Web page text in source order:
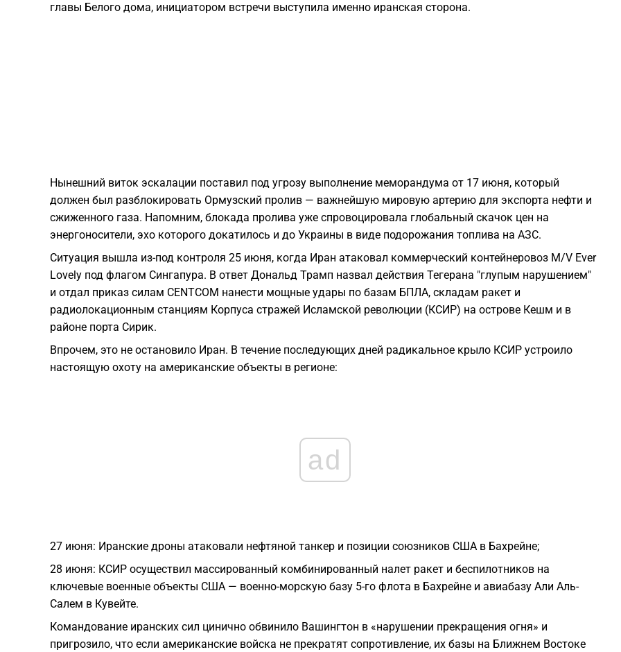
главы Белого дома, инициатором встречи выступила именно иранская сторона.
Нынешний виток эскалации поставил под угрозу выполнение меморандума от 17 июня, который
должен был разблокировать Ормузский пролив — важнейшую мировую артерию для экспорта нефти и
сжиженного газа. Напомним, блокада пролива уже спровоцировала глобальный скачок цен на
энергоносители, эхо которого докатилось и до Украины в виде подорожания топлива на АЗС.
Ситуация вышла из-под контроля 25 июня, когда Иран атаковал коммерческий контейнеровоз M/V Ever
Lovely под флагом Сингапура. В ответ Дональд Трамп назвал действия Тегерана "глупым нарушением"
и отдал приказ силам CENTCOM нанести мощные удары по базам БПЛА, складам ракет и
радиолокационным станциям Корпуса стражей Исламской революции (КСИР) на острове Кешм и в
районе порта Сирик.
Впрочем, это не остановило Иран. В течение последующих дней радикальное крыло КСИР устроило
настоящую охоту на американские объекты в регионе:
ad
27 июня: Иранские дроны атаковали нефтяной танкер и позиции союзников США в Бахрейне;
28 июня: КСИР осуществил массированный комбинированный налет ракет и беспилотников на
ключевые военные объекты США — военно-морскую базу 5-го флота в Бахрейне и авиабазу Али Аль-
Салем в Кувейте.
Командование иранских сил цинично обвинило Вашингтон в «нарушении прекращения огня» и
пригрозило, что если американские войска не прекратят сопротивление, их базы на Ближнем Востоке